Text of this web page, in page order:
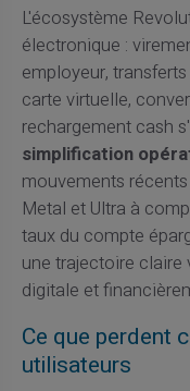
L'écosystème
électronique :
employeur,
carte virtuelle,
rechargement cash
simplification
mouvements
Metal et Ultra à
taux du compte
une trajectoire claire
digitale et
Ce que perdent
utilisateurs